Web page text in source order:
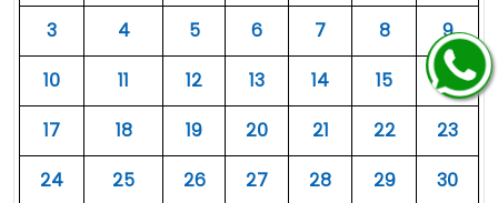
३
४ ५ ६ ७ ८
९
१०
११ १२ १३ १४ १५
१६
१७
१८ १९ २० २१ २२
२३
२४
२५ २६ २७ २८ २९
३०